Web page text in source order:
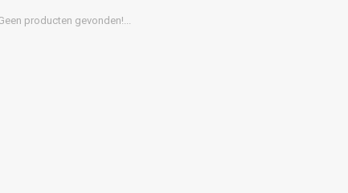
producten gevonden!...